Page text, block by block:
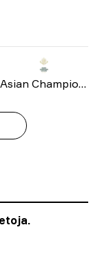
Asian Champions League 2026